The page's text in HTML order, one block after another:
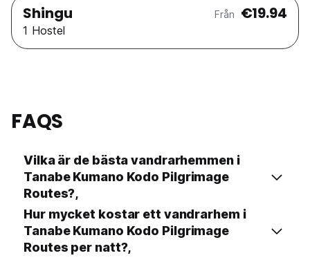
Shingu Från €19.94
1 Hostel
FAQS
Vilka är de bästa vandrarhemmen i
Tanabe Kumano Kodo Pilgrimage
Routes?,
Hur mycket kostar ett vandrarhem i
Tanabe Kumano Kodo Pilgrimage
Routes per natt?,